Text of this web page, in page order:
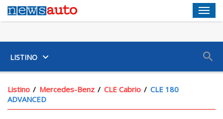
LISTINO
Listino Mercedes-Benz CLE Cabrio
CLE 180
ADVANCED